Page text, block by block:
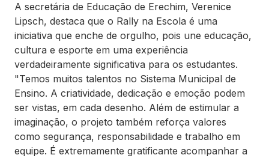
A secretária de Educação de Erechim, Verenice
Lipsch, destaca que o Rally na Escola é uma
iniciativa que enche de orgulho, pois une educação,
cultura e esporte em uma experiência
verdadeiramente significativa para os estudantes.
"Temos muitos talentos no Sistema Municipal de
Ensino. A criatividade, dedicação e emoção podem
ser vistas, em cada desenho. Além de estimular a
imaginação, o projeto também reforça valores
como segurança, responsabilidade e trabalho em
equipe. É extremamente gratificante acompanhar a